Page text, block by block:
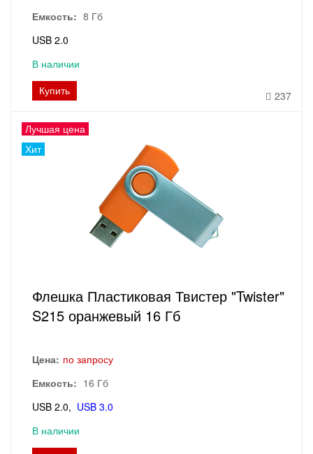
Емкость: 8 Гб
USB 2.0
В наличии
Купить
237
Лучшая цена
Хит
Флешка Пластиковая Твистер "Twister"
S215 оранжевый 16 Гб
Цена: по запросу
Емкость: 16 Гб
USB 2.0
USB 3.0
В наличии